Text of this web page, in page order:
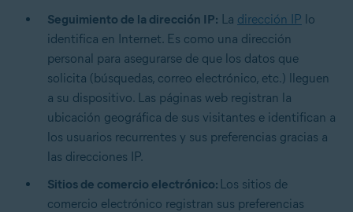
Seguimiento de la dirección IP: La dirección IP lo
identifica en Internet. Es como una dirección
personal para asegurarse de que los datos que
solicita (búsquedas, correo electrónico, etc.) lleguen
a su dispositivo. Las páginas web registran la
ubicación geográfica de sus visitantes e identifican a
los usuarios recurrentes y sus preferencias gracias a
las direcciones IP.
Sitios de comercio electrónico: Los sitios de
comercio electrónico registran sus preferencias